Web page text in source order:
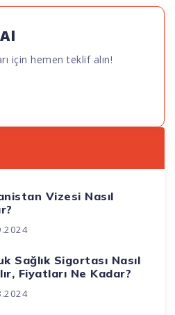
Vizesi Nasıl
Sağlık Sigortası Nasıl
Fiyatları Ne Kadar?
için hemen teklif alın!